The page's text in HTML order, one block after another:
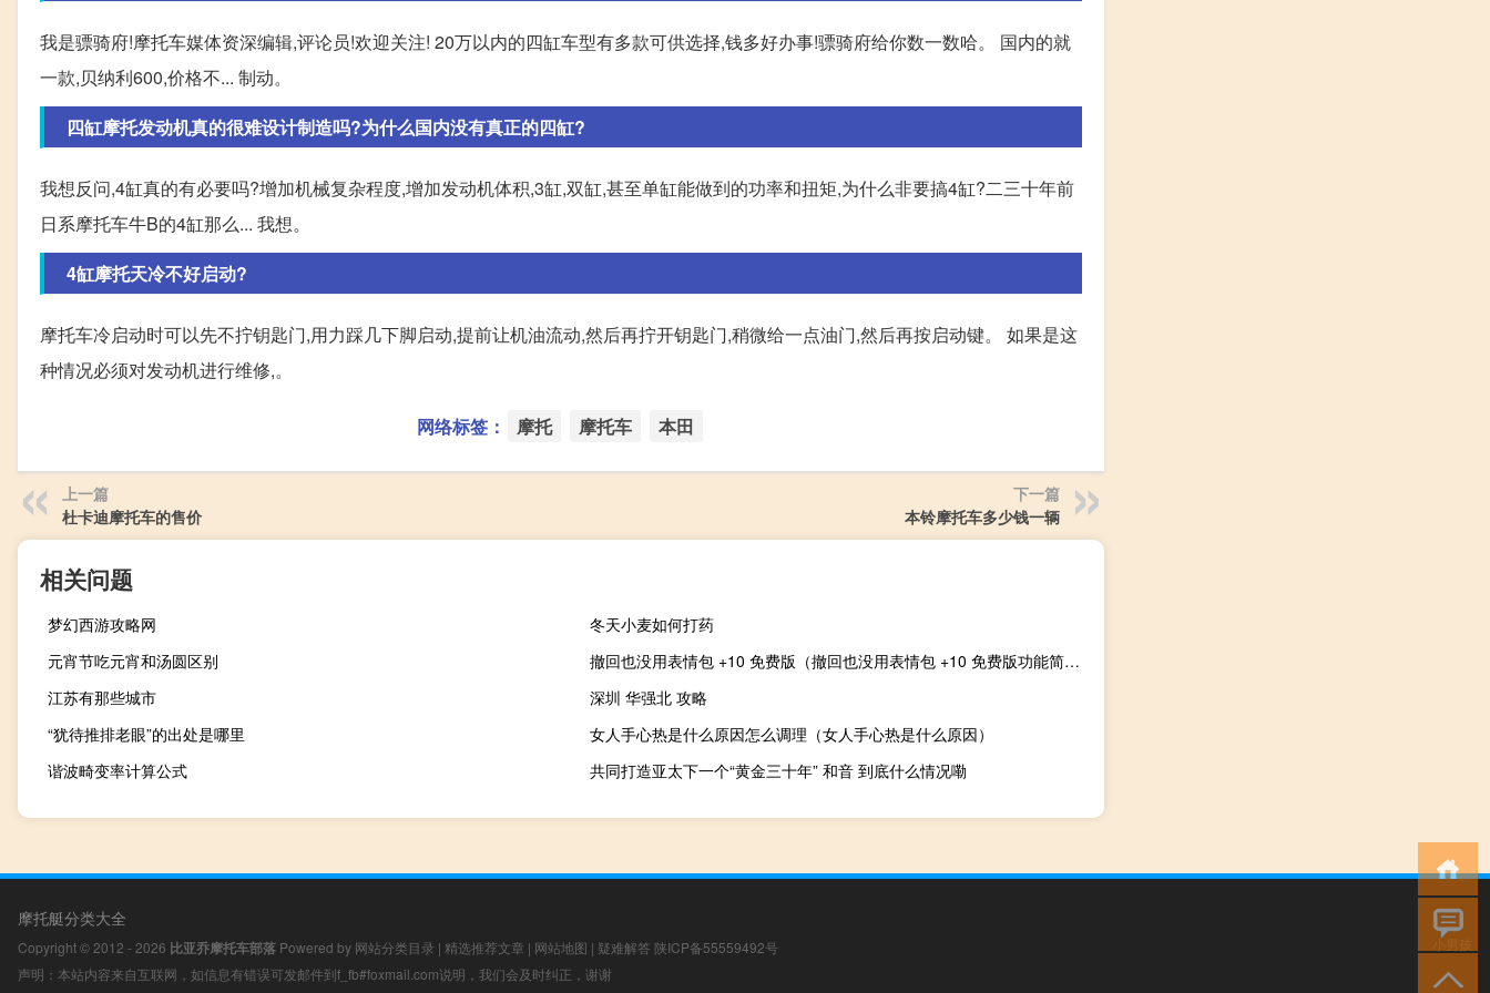
我是骠骑府!摩托车媒体资深编辑,评论员!欢迎关注! 20万以内的四缸车型有多款可供选择,钱多好办事!骠骑府给你数一数哈。 国内的就
一款,贝纳利600,价格不... 制动。
四缸摩托发动机真的很难设计制造吗?为什么国内没有真正的四缸?
我想反问,4缸真的有必要吗?增加机械复杂程度,增加发动机体积,3缸,双缸,甚至单缸能做到的功率和扭矩,为什么非要搞4缸?二三十年前
日系摩托车牛B的4缸那么... 我想。
4缸摩托天冷不好启动?
摩托车冷启动时可以先不拧钥匙门,用力踩几下脚启动,提前让机油流动,然后再拧开钥匙门,稍微给一点油门,然后再按启动键。 如果是这
种情况必须对发动机进行维修,。
网络标签： 摩托 摩托车 本田
上一篇
杜卡迪摩托车的售价
下一篇
本铃摩托车多少钱一辆
相关问题
梦幻西游攻略网
冬天小麦如何打药
元宵节吃元宵和汤圆区别
撤回也没用表情包 +10 免费版（撤回也没用表情包 +10 免费版功能简介）
江苏有那些城市
深圳 华强北 攻略
“犹待推排老眼”的出处是哪里
女人手心热是什么原因怎么调理（女人手心热是什么原因）
谐波畸变率计算公式
共同打造亚太下一个“黄金三十年” 和音 到底什么情况嘞
摩托艇分类大全
Copyright © 2012 - 2026 比亚乔摩托车部落 Powered by 网站分类目录 | 精选推荐文章 | 网站地图 | 疑难解答 陕ICP备55559492号
声明：本站内容来自互联网，如信息有错误可发邮件到f_fb#foxmail.com说明，我们会及时纠正，谢谢
小男孩